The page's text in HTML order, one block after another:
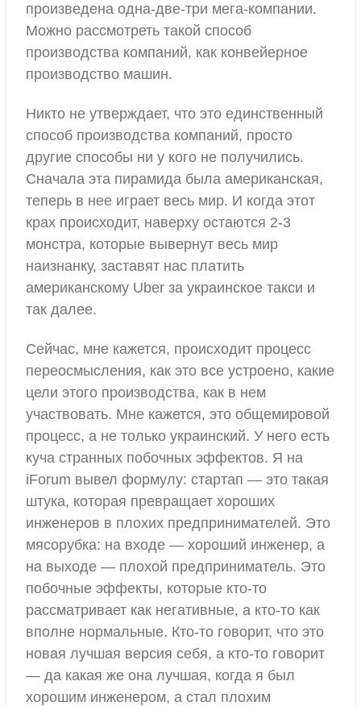
произведена одна-две-три мега-компании.
Можно рассмотреть такой способ
производства компаний, как конвейерное
производство машин.
Никто не утверждает, что это единственный
способ производства компаний, просто
другие способы ни у кого не получились.
Сначала эта пирамида была американская,
теперь в нее играет весь мир. И когда этот
крах происходит, наверху остаются 2-3
монстра, которые вывернут весь мир
наизнанку, заставят нас платить
американскому Uber за украинское такси и
так далее.
Сейчас, мне кажется, происходит процесс
переосмысления, как это все устроено, какие
цели этого производства, как в нем
участвовать. Мне кажется, это общемировой
процесс, а не только украинский. У него есть
куча странных побочных эффектов. Я на
iForum вывел формулу: стартап — это такая
штука, которая превращает хороших
инженеров в плохих предпринимателей. Это
мясорубка: на входе — хороший инженер, а
на выходе — плохой предприниматель. Это
побочные эффекты, которые кто-то
рассматривает как негативные, а кто-то как
вполне нормальные. Кто-то говорит, что это
новая лучшая версия себя, а кто-то говорит
— да какая же она лучшая, когда я был
хорошим инженером, а стал плохим